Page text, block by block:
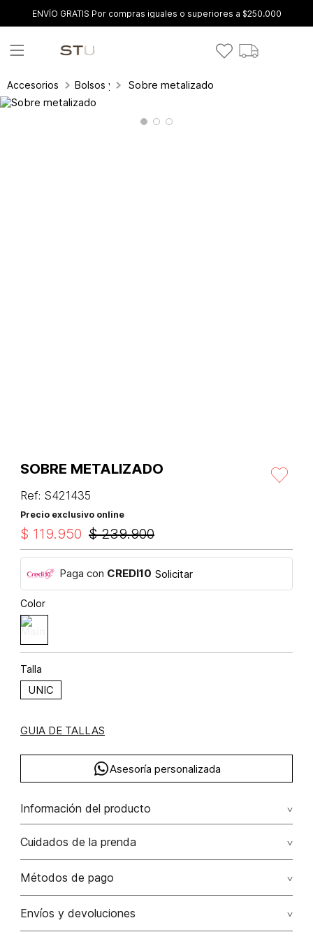
ENVÍO GRATIS Por compras iguales o superiores a $250.000
Accesorios Bolsos y carterasSobre metalizado
SOBRE METALIZADO
Ref: S421435
Precio exclusivo online
$ 239.900
$ 119.950
Paga con CREDI10 Solicitar
Color
Talla
UNIC
GUIA DE TALLAS
Asesoría personalizada
Información del producto
Sobre metalizado
Cuidados de la prenda
Solamente quitar polvo con paño seco.
Métodos de pago
Tarjetas de crédito: Visa, Dinners, Master Card y American
Envíos y devoluciones